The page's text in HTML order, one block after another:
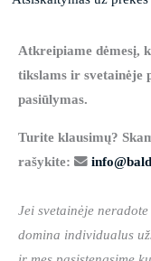
Atkreipiame dėmesį,
tikslams ir svetainėje
pasiūlymas.
Turite klausimų?
rašykite:
Jei svetainėje
domina individualus